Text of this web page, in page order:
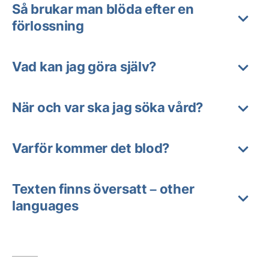
Så brukar man blöda efter en
förlossning
Vad kan jag göra själv?
När och var ska jag söka vård?
Varför kommer det blod?
Texten finns översatt – other
languages